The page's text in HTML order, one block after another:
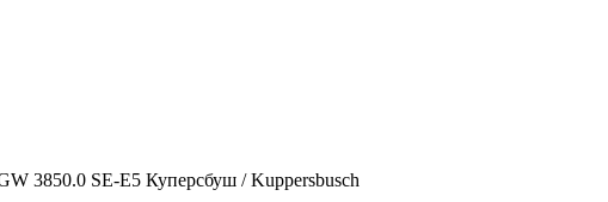
3850.0 SE-E5 Куперсбуш / Kuppersbusch